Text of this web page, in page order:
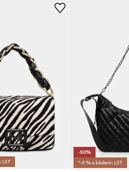
LST
-50%
*-5 % s kódem: LST